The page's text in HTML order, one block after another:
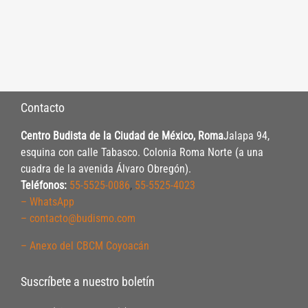
Contacto
Centro Budista de la Ciudad de México, RomaJalapa 94,
esquina con calle Tabasco. Colonia Roma Norte (a una
cuadra de la avenida Álvaro Obregón).
Teléfonos: 55-5525-0086, 55-5525-4023
– WhatsApp
– contacto@budismo.com
– Anexo del CBCM Coyoacán
Suscríbete a nuestro boletín